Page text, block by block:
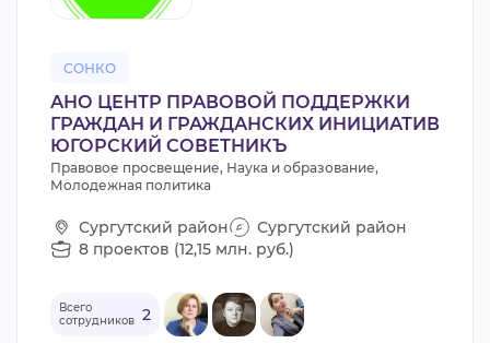
СОНКО
АНО ЦЕНТР ПРАВОВОЙ ПОДДЕРЖКИ
ГРАЖДАН И ГРАЖДАНСКИХ ИНИЦИАТИВ
ЮГОРСКИЙ СОВЕТНИКЪ
Правовое просвещение, Наука и образование,
Молодежная политика
Сургутский район
Сургутский район
8 проектов (12,15 млн. руб.)
Всего
сотрудников 2